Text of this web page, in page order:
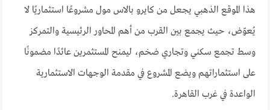
هذا الموقع الذهبي يجعل من كايرو بالاس مول مشروعًا استثماريًا لا
يُعوّض، حيث يجمع بين القرب من أهم المحاور الرئيسية والتمركز
وسط تجمع سكني وتجاري ضخم، ليمنح المستثمرين عائدًا مضمونًا
على استثماراتهم ويضع المشروع في مقدمة الوجهات الاستثمارية
الواعدة في غرب القاهرة.